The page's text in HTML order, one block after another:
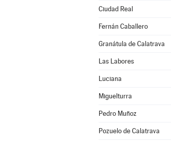
Ciudad Real
Fernán Caballero
Granátula de Calatrava
Las Labores
Luciana
Miguelturra
Pedro Muñoz
Pozuelo de Calatrava